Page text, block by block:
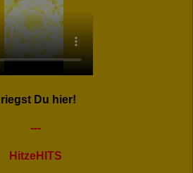
Du hier!
---
HitzeHITS